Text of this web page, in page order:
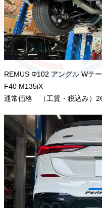
REMUS Φ102 アングル Wテ
F40 M135iX
通常価格 （工賃・税込み